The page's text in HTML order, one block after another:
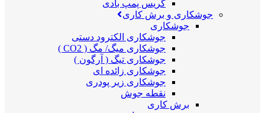
گریس پمپ بادی
جوشکاری و برش کاری
جوشکاری
جوشکاری الکترود دستی
جوشکاری میگ/ مگ ( CO2 )
جوشکاری تیگ ( آرگون )
جوشکاری زائده ای
جوشکاری زیر پودری
نقطه جوش
برش کاری